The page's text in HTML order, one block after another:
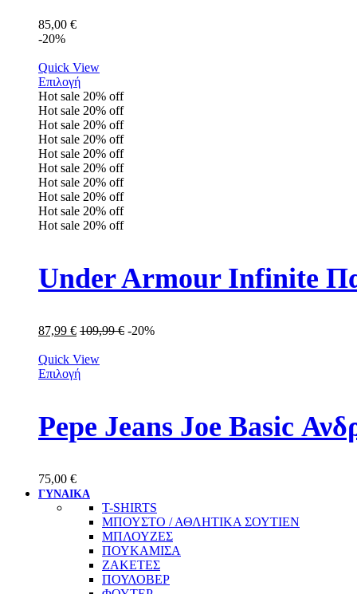
85,00 €
-20%
Quick View
Επιλογή
Hot sale 20% off
Hot sale 20% off
Hot sale 20% off
Hot sale 20% off
Hot sale 20% off
Hot sale 20% off
Hot sale 20% off
Hot sale 20% off
Hot sale 20% off
Hot sale 20% off
Under Armour Infinite
87,99 € 109,99€ -20%
Quick View
Επιλογή
Pepe Jeans Joe Basic
75,00 €
ΓΥΝΑΙΚΑ
T-SHIRTS
ΜΠΟΥΣΤΟ / ΑΘΛΗΤΙΚΑ ΣΟΥΤΙΕΝ
ΜΠΛΟΥΖΕΣ
ΠΟΥΚΑΜΙΣΑ
ΖΑΚΕΤΕΣ
ΠΟΥΛΟΒΕΡ